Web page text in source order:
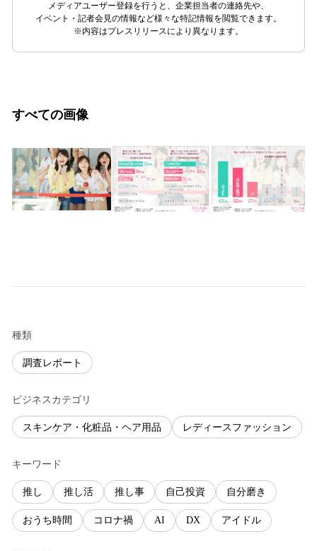
メディアユーザー登録を行うと、企業担当者の連絡先や、
イベント・記者会見の情報など様々な特記情報を閲覧できます。
※内容はプレスリリースにより異なります。
すべての画像
種類
調査レポート
ビジネスカテゴリ
スキンケア・化粧品・ヘア用品 レディースファッション
キーワード
推し 推し活 推し事 自己投資 自分磨き
おうち時間 コロナ禍 AI DX アイドル